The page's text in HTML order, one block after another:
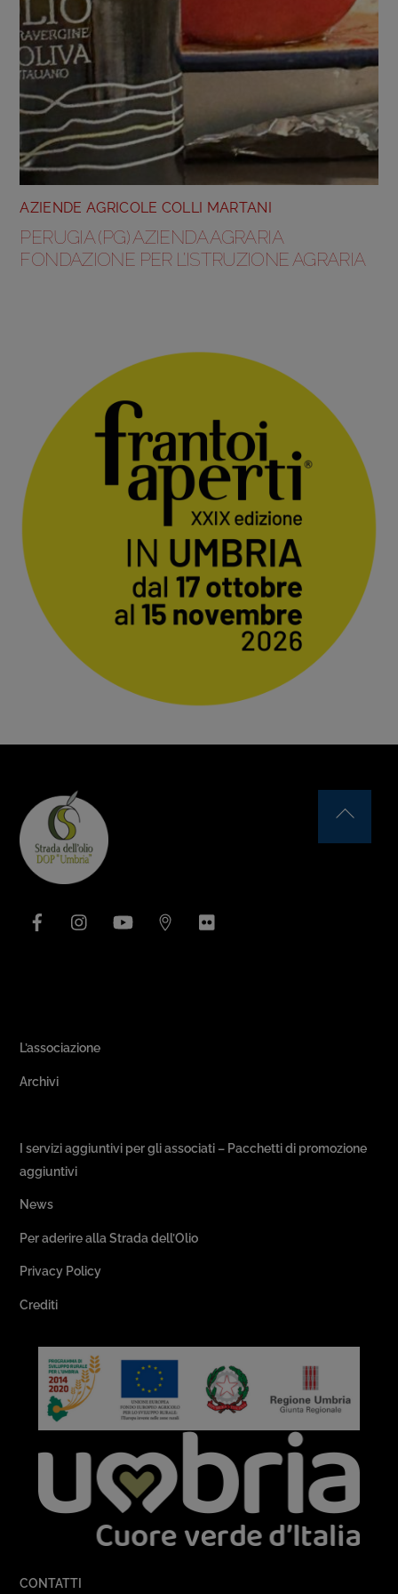
AZIENDE AGRICOLE COLLI MARTANI
PERUGIA (PG) AZIENDA AGRARIA
FONDAZIONE PER L’ISTRUZIONE AGRARIA
YouTube
L’associazione
Archivi
I servizi aggiuntivi per gli associati – Pacchetti di promozione
aggiuntivi
News
Per aderire alla Strada dell’Olio
Privacy Policy
Crediti
CONTATTI